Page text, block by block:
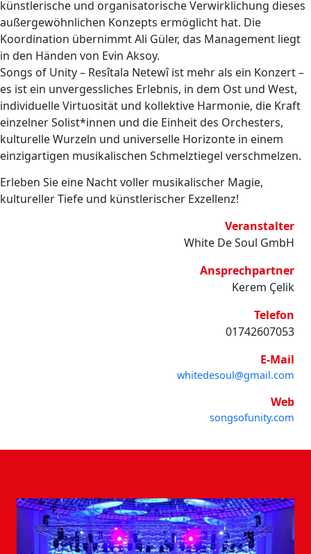
künstlerische und organisatorische Verwirklichung dieses
außergewöhnlichen Konzepts ermöglicht hat. Die
Koordination übernimmt Ali Güler, das Management liegt
in den Händen von Evin Aksoy.
Songs of Unity – Resîtala Netewî ist mehr als ein Konzert –
es ist ein unvergessliches Erlebnis, in dem Ost und West,
individuelle Virtuosität und kollektive Harmonie, die Kraft
einzelner Solist*innen und die Einheit des Orchesters,
kulturelle Wurzeln und universelle Horizonte in einem
einzigartigen musikalischen Schmelztiegel verschmelzen.
Erleben Sie eine Nacht voller musikalischer Magie,
kultureller Tiefe und künstlerischer Exzellenz!
Veranstalter
White De Soul GmbH
Ansprechpartner
Kerem Çelik
Telefon
01742607053
E-Mail
whitedesoul@gmail.com
Web
songsofunity.com